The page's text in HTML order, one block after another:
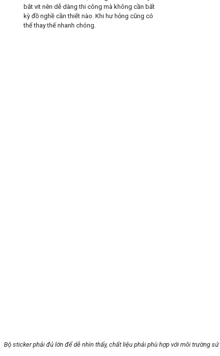
bắt vit nên dễ dàng thi công mà không cần bất
kỳ đồ nghề cần thiết nào. Khi hư hỏng cũng có
thể thay thế nhanh chóng.
Bộ sticker phải đủ lớn để dễ nhìn thấy, chất liệu phải phù hợp với môi trường